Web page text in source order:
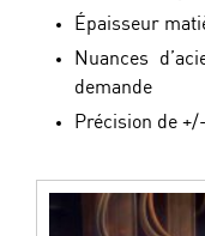
Épaisseur
Nuances
demande
Précision de